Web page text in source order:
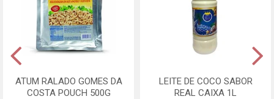
ATUM RALADO GOMES DA
COSTA POUCH 500G
LEITE DE COCO SABOR
REAL CAIXA 1L